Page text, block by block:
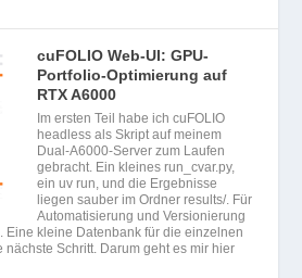
cuFOLIO Web-UI: GPU-
Portfolio-Optimierung auf
RTX A6000
Im ersten Teil habe ich cuFOLIO
headless als Skript auf meinem
Dual-A6000-Server zum Laufen
gebracht. Ein kleines run_cvar.py,
ein uv run, und die Ergebnisse
liegen sauber im Ordner results/. Für
Automatisierung und Versionierung
Eine kleine Datenbank für die einzelnen
nächste Schritt. Darum geht es mir hier